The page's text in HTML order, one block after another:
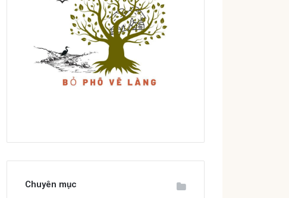
Chuyên mục